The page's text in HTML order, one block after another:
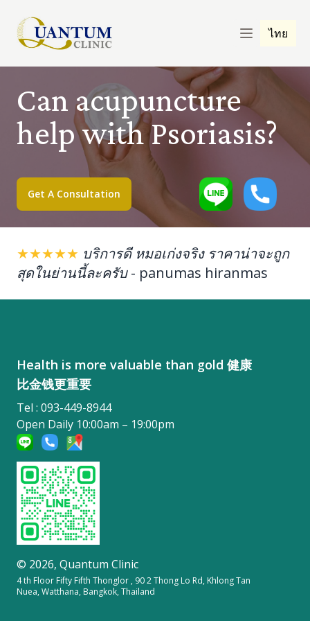
ไทย
Can acupuncture
help with Psoriasis?
Get A Consultation
★★★★★ บริการดี หมอเก่งจริง ราคาน่าจะถูก
สุดในย่านนี้ละครับ- panumas hiranmas
Health is more valuable than gold 健康
比金钱更重要
Tel : 093-449-8944
Open Daily 10:00am – 19:00pm
© 2026, Quantum Clinic
4 th Floor Fifty Fifth Thonglor , 90 2 Thong Lo Rd, Khlong Tan
Nuea, Watthana, Bangkok, Thailand